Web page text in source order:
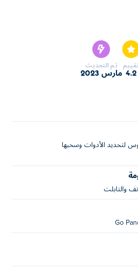
4.2
تم التحديث
مارس 2023
لتحديد الأدوات وسحبها
والتابلت
Go